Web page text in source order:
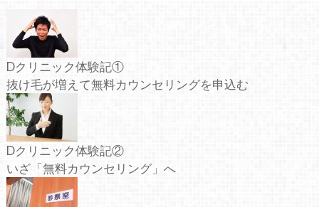
Dクリニック体験記①
抜け毛が増えて無料カウンセリングを申込む
Dクリニック体験記②
いざ「無料カウンセリング」へ